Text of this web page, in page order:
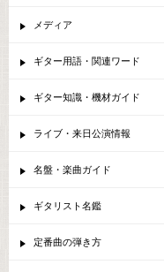
メディア
ギター用語・関連ワード
ギター知識・機材ガイド
ライブ・来日公演情報
名盤・楽曲ガイド
ギタリスト名鑑
定番曲の弾き方